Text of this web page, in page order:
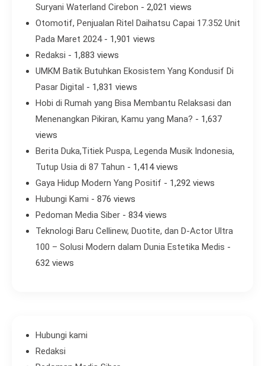
Suryani Waterland Cirebon - 2,021 views
Otomotif, Penjualan Ritel Daihatsu Capai 17.352 Unit
Pada Maret 2024- 1,901 views
Redaksi - 1,883 views
UMKM Batik Butuhkan Ekosistem Yang Kondusif Di
Pasar Digital - 1,831 views
Hobi di Rumah yang Bisa Membantu Relaksasi dan
Menenangkan Pikiran, Kamu yang Mana? - 1,637
views
Berita Duka,Titiek Puspa, Legenda Musik Indonesia,
Tutup Usia di 87 Tahun - 1,414 views
Gaya Hidup Modern Yang Positif - 1,292 views
Hubungi Kami - 876 views
Pedoman Media Siber - 834 views
Teknologi Baru Cellinew, Duotite, dan D-Actor Ultra
100 – Solusi Modern dalam Dunia Estetika Medis -
632 views
Hubungi kami
Redaksi